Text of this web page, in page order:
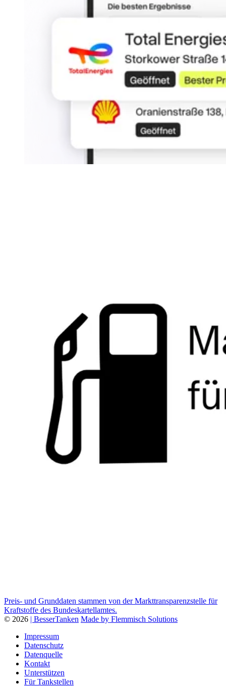
Preis- und Grunddaten stammen von der Markttransparenzstelle für
Kraftstoffe des Bundeskartellamtes.
© 2026 | BesserTanken Made by Flemmisch Solutions
Impressum
Datenschutz
Datenquelle
Kontakt
Unterstützen
Für Tankstellen